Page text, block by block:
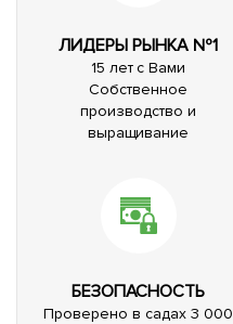
ЛИДЕРЫ РЫНКА №1
15 лет с Вами
Собственное
производство и
выращивание
БЕЗОПАСНОСТЬ
Проверено в садах 3 000